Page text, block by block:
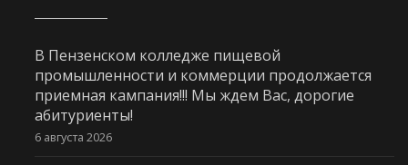
В Пензенском колледже пищевой
промышленности и коммерции продолжается
приемная кампания!!! Мы ждем Вас, дорогие
абитуриенты!
6 августа 2026